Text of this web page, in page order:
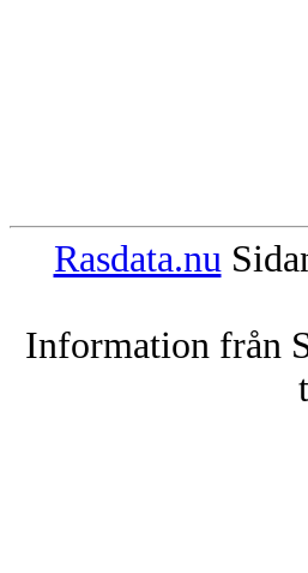
Rasdata.nu
Information från